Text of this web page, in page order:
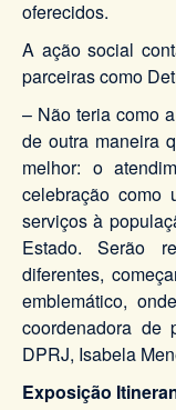
oferecidos.
A ação social
parceiras como
– Não teria como
de outra maneira
melhor: o
celebração como
serviços à
Estado. Serão
diferentes,
emblemático,
coordenadora de
DPRJ, Isabela
Exposição